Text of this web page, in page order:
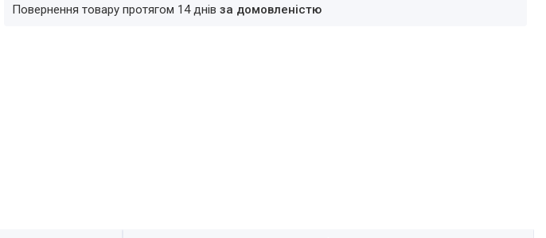
повернення товару протягом 14 днів за домовленістю